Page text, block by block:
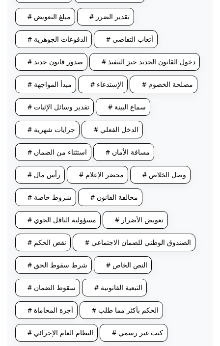
# مبلغ التعويض # تقدير الضرر
# الدفوعات الجوهرية # أتعاب التقاضي
# صدور قانون جديد # دخول القانون الجديد حيز التنفيذ
# مبدأ المواجهة # الإستدعاء # مصلحة الخصوم
# تقدير وسائل الإثبات # سماع البينة
# جرايات شهرية # الدخل الفعلي
# استثناء من الضمان # مسافة الأمان
# رأس مال # محضر الإعلام # وصل الخلاص
# شروط خاصة # مخالفة القانون
# مسؤولية الناقل الجوي # تعويض الأضرار
# نقض الحكم # الصندوق الوطني للضمان الاجتماعي
# شرط سقوط الحق # النص الخاص
# سقوط الضمان # التبعية القانونية
# أجرة المحاماة # الحكم بأكثر مما طلب
# النظام العام الإجرائي # كتب غير رسمي